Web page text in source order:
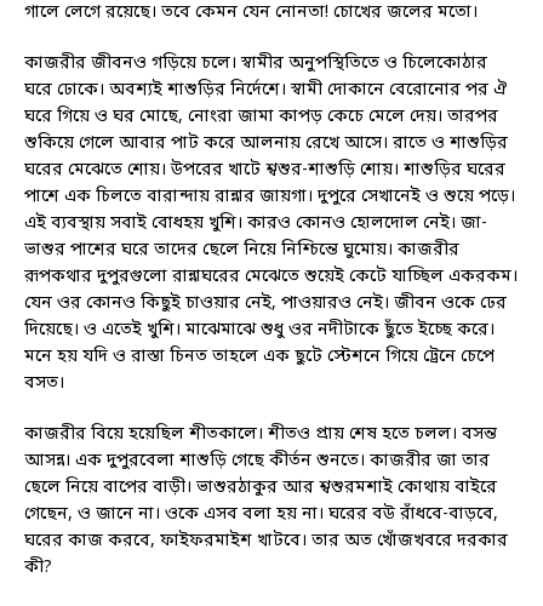
গালে লেগে রয়েছে। তবে কেমন যেন নোনতা! চোখের জলের মতো।
কাজরীর জীবনও গড়িয়ে চলে। স্বামীর অনুপস্থিতিতে ও চিলেকোঠার
ঘরে ঢোকে। অবশ্যই শাশুড়ির নির্দেশে। স্বামী দোকানে বেরোনোর পর ঐ
ঘরে গিয়ে ও ঘর মোছে, নোংরা জামা কাপড় কেচে মেলে দেয়। তারপর
শুকিয়ে গেলে আবার পাট করে আলনায় রেখে আসে। রাতে ও শাশুড়ির
ঘরের মেঝেতে শোয়। উপরের খাটে শ্বশুর-শাশুড়ি শোয়। শাশুড়ির ঘরের
পাশে এক চিলতে বারান্দায় রান্নার জায়গা। দুপুরে সেখানেই ও শুয়ে পড়ে।
এই ব্যবস্থায় সবাই বোধহয় খুশি। কারও কোনও হোলদোল নেই। জা-
ভাশুর পাশের ঘরে তাদের ছেলে নিয়ে নিশ্চিন্তে ঘুমোয়। কাজরীর
রূপকথার দুপুরগুলো রান্নাঘরের মেঝেতে শুয়েই কেটে যাচ্ছিল একরকম।
যেন ওর কোনও কিছুই চাওয়ার নেই, পাওয়ারও নেই। জীবন ওকে ঢের
দিয়েছে। ও এতেই খুশি। মাঝেমাঝে শুধু ওর নদীটাকে ছুঁতে ইচ্ছে করে।
মনে হয় যদি ও রাস্তা চিনত তাহলে এক ছুটে স্টেশনে গিয়ে ট্রেনে চেপে
বসত।
কাজরীর বিয়ে হয়েছিল শীতকালে। শীতও প্রায় শেষ হতে চলল। বসন্ত
আসন্ন। এক দুপুরবেলা শাশুড়ি গেছে কীর্তন শুনতে। কাজরীর জা তার
ছেলে নিয়ে বাপের বাড়ী। ভাশুরঠাকুর আর শ্বশুরমশাই কোথায় বাইরে
গেছেন, ও জানে না। ওকে এসব বলা হয় না। ঘরের বউ রাঁধবে-বাড়বে,
ঘরের কাজ করবে, ফাইফরমাইশ খাটবে। তার অত খোঁজখবরে দরকার
কী?